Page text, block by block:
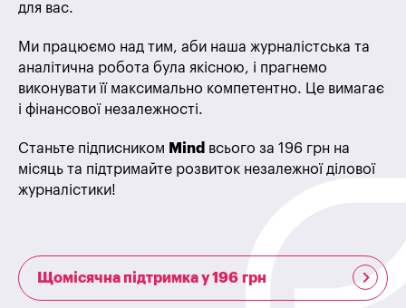
для вас.
Ми працюємо над тим, аби наша журналістська та
аналітична робота була якісною, і прагнемо
виконувати її максимально компетентно. Це вимагає
і фінансової незалежності.
Станьте підписником Mind всього за 196 грн на
місяць та підтримайте розвиток незалежної ділової
журналістики!
Щомісячна підтримка у 196 грн